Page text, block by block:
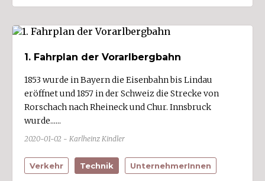
Bludesch (4)
Brand (1)
Buch
Bürs (3)
Bürserberg (1)
Dalaas (1)
Damüls
1. Fahrplan der Vorarlbergbahn
1853 wurde in Bayern die Eisenbahn bis Lindau
eröffnet und 1857 in der Schweiz die Strecke von
Rorschach nach Rheineck und Chur. Innsbruck
wurde......
2020-01-02 - Karlheinz Kindler
Verkehr Technik UnternehmerInnen